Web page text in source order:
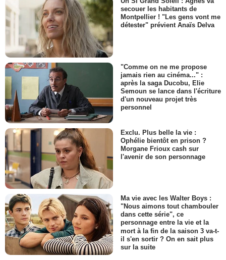
secouer les habitants de
Montpellier ! "Les gens vont me
détester" prévient Anaïs Delva
"Comme on ne me propose
jamais rien au cinéma..." :
après la saga Ducobu, Elie
Semoun se lance dans l'écriture
d'un nouveau projet très
personnel
Exclu. Plus belle la vie :
Ophélie bientôt en prison ?
Morgane Frioux cash sur
l'avenir de son personnage
Ma vie avec les Walter Boys :
"Nous aimons tout chambouler
dans cette série", ce
personnage entre la vie et la
mort à la fin de la saison 3 va-t-
il s'en sortir ? On en sait plus
sur la suite